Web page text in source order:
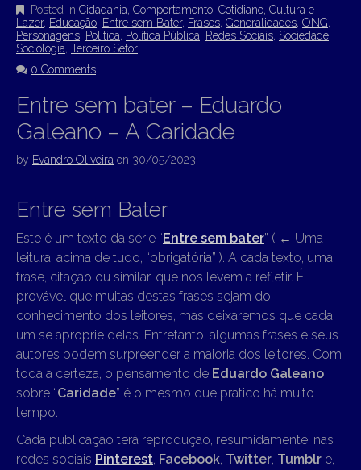
Posted in Cidadania, Comportamento, Cotidiano, Cultura e
Lazer, Educação, Entre sem Bater, Frases, Generalidades, ONG,
Personagens, Política, Política Pública, Redes Sociais, Sociedade,
Sociologia, Terceiro Setor
0 Comments
Entre sem bater – Eduardo
Galeano – A Caridade
by Evandro Oliveira on 30/05/2023
Entre sem Bater
Este é um texto da série “Entre sem bater” ( ← Uma
leitura, acima de tudo, “obrigatória” ). A cada texto, uma
frase, citação ou similar, que nos levem a refletir. É
provável que muitas destas frases sejam do
conhecimento dos leitores, mas deixaremos que cada
um se aproprie delas. Entretanto, algumas frases e seus
autores podem surpreender a maioria dos leitores. Com
toda a certeza, o pensamento de Eduardo Galeano
sobre “Caridade” é o mesmo que pratico há muito
tempo.
Cada publicação terá reprodução, resumidamente, nas
redes sociais Pinterest, Facebook, Twitter, Tumblr e,